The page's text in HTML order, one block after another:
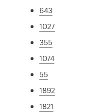
643
1027
355
1074
55
1892
1821